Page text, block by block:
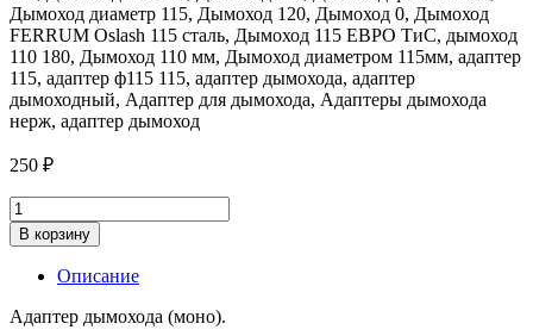
Дымоход диаметр 115, Дымоход 120, Дымоход 0, Дымоход
FERRUM Oslash 115 сталь, Дымоход 115 ЕВРО ТиС, дымоход
110 180, Дымоход 110 мм, Дымоход диаметром 115мм, адаптер
115, адаптер ф115 115, адаптер дымохода, адаптер
дымоходный, Адаптер для дымохода, Адаптеры дымохода
нерж, адаптер дымоход
250 ₽
Адаптер
d120
115,
L=120,
мм.
В корзину
Описание
Адаптер дымохода (моно).